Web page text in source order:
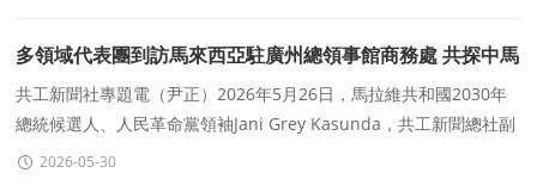
多領域代表團到訪馬來西亞駐廣州總領事館商務處 共探中馬
合作新機遇
共工新聞社專題電（尹正）2026年5月26日，馬拉維共和國2030年
總統候選人、人民革命黨領袖Jani Grey Kasunda，共工新聞總社副
社長、亞洲商業研究院秘書長黃偉健，共工新聞社國際傳播中
2026-05-30